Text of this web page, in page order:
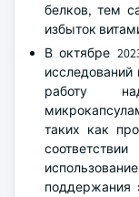
белков, тем
избыток
В октябре
работу
таких как
поддержания